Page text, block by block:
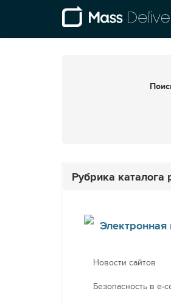
Рубрика каталога
Новости сайтов
Безопасность в e-